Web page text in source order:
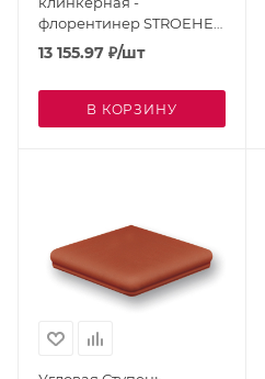
флорентинер STROEHER
Keraplatte Terra
Patrizierrot Ofenbunt
13 155.97 ₽/шт
В КОРЗИНУ